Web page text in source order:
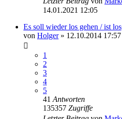
14.01.2021 12:05
Es soll wieder los gehen / ist
von Holger» 12.10.2014 17:57
1
2
3
4
5
41 Antworten
135357 Zugriffe